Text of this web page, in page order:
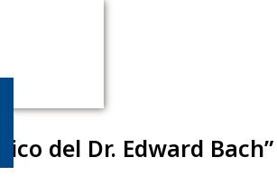
del Dr. Edward